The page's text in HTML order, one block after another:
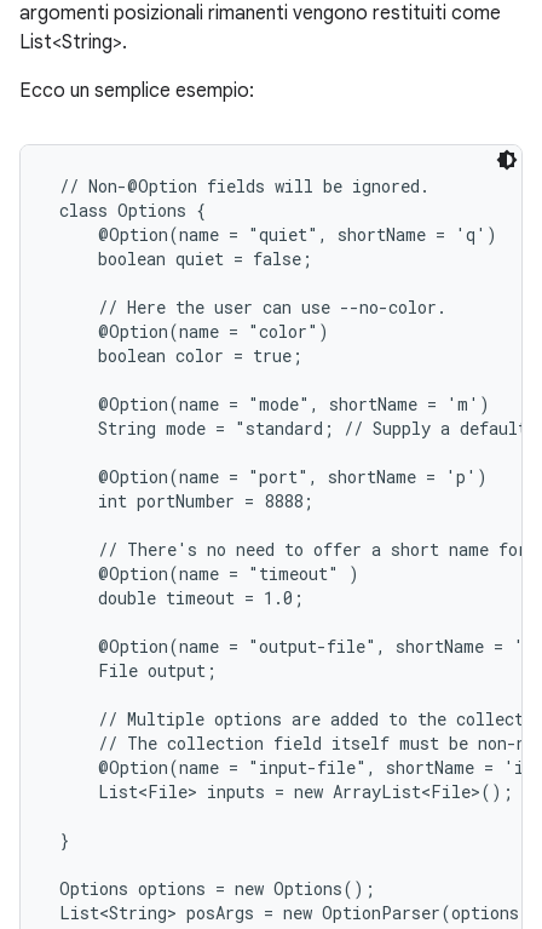
argomenti posizionali rimanenti vengono restituiti come
List<String>.
Ecco un semplice esempio:
// Non-@Option fields will be ignored.
class Options {
     @Option(name = "quiet", shortName = 'q')
     boolean quiet = false;
     // Here the user can use --no-color.
     @Option(name = "color")
     boolean color = true;
     @Option(name = "mode", shortName = 'm')
String mode = "standard; // Supply a default
     @Option(name = "port", shortName = 'p')
     int portNumber = 8888;
// There's no need to offer a short name for
     @Option(name = "timeout" )
     double timeout = 1.0;
@Option(name = "output-file", shortName =
     File output;
// Multiple options are added to the
// The collection field itself must be non-
@Option(name = "input-file", shortName =
     List<File> inputs = new ArrayList<File>();
}
Options options = new Options();
List<String> posArgs = new